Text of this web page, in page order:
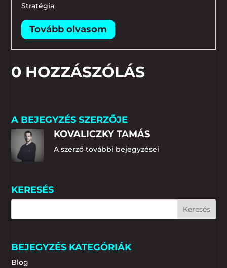
Stratégia
0 HOZZÁSZÓLÁS
A BEJEGYZÉS SZERZŐJE
KOVALICZKY TAMÁS
A szerző további bejegyzései
KERESÉS
BEJEGYZÉS KATEGÓRIÁK
Blog